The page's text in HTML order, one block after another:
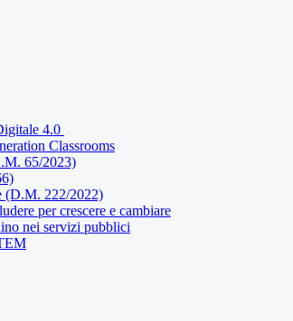
4.0
Classrooms
65/2023)
(D.M. 222/2022)
per crescere e cambiare
nei servizi pubblici